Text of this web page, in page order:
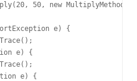
50, new
e) {
e) {
e) {